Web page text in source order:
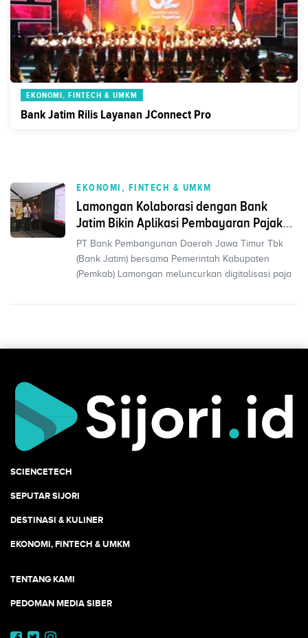
EKONOMI, FINTECH & UMKM
Bank Jatim Rilis Layanan JConnect Pro
EKONOMI, FINTECH & UMKM
Lamongan Kolaborasi dengan Bank
Jatim Bikin Aplikasi Pembayaran Pajak
Daerah
PT Bank Pembangunan Daerah Jawa Timur Tbk
(Bank Jatim) bersama Pemerintah Kabupaten
(Pemkab) Lamongan meluncurkan digitalisasi paja
SCIENCETECH
SEPUTAR SIJORI
DESTINASI & KULINER
EKONOMI, FINTECH & UMKM
TENTANG KAMI
PEDOMAN MEDIA SIBER